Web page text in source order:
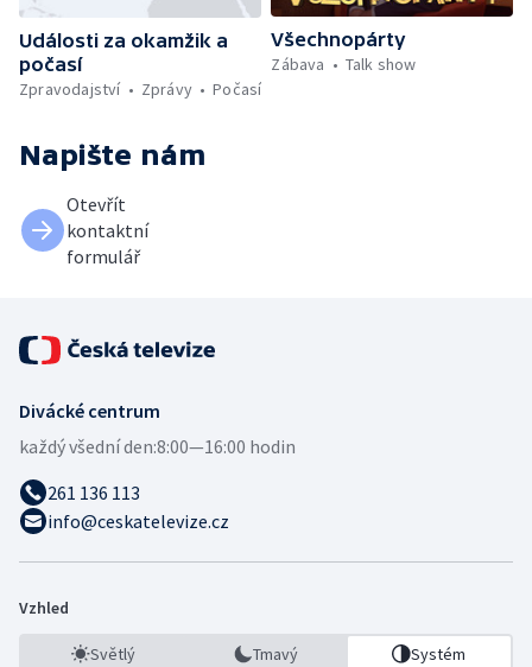
Události za okamžik a
počasí
Zpravodajství
Zprávy Počasí
Všechnopárty
Zábava
Talk show
Napište nám
Otevřít
kontaktní
formulář
Divácké centrum
každý všední den:8:00—16:00 hodin
261 136 113
info@ceskatelevize.cz
Vzhled
Světlý Tmavý Systém